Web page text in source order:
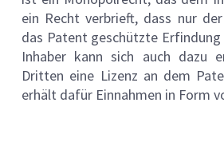
ein Recht verbrieft, dass nur
das Patent geschützte
Inhaber kann sich auch dazu
Dritten eine Lizenz an dem
erhält dafür Einnahmen in Form